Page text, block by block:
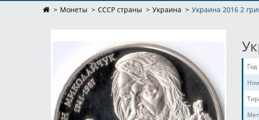
Монеты СССР страны Украина Украина 2016 2
Год